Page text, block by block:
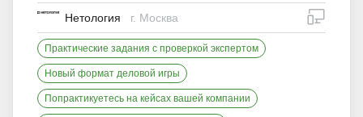
Нетология г. Москва
Практические задания с проверкой экспертом
Новый формат деловой игры
Попрактикуетесь на кейсах вашей компании